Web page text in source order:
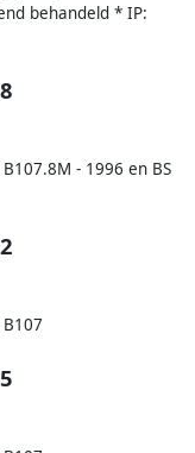
behandeld * IP:
- 1996 en BS